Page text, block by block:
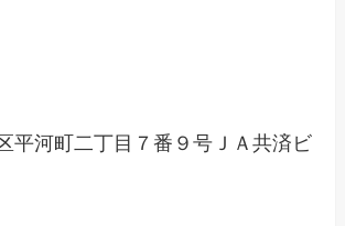
平河町二丁目７番９号ＪＡ共済ビ